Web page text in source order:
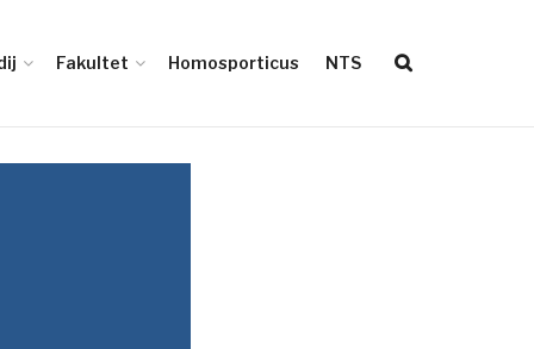
Fakultet Homosporticus NTS